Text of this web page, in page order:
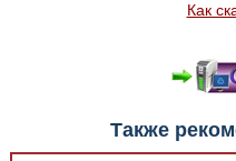
Как
Также